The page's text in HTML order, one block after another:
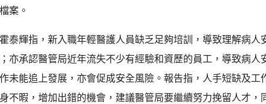
案。
泰輝指，新入職年輕醫護人員缺乏足夠培訓，導致理解病人
亦承認醫管局近年流失不少有經驗和資歷的員工，導致病人
未能追上發展，亦會促成安全風險。報告指，人手短缺及工
不暇，增加出錯的機會，建議醫管局要繼續努力挽留人才，